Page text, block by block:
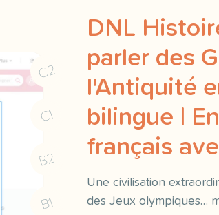
C2
C1
B2
B1
DNL
parler des
l'Antiquité
bilingue |
français
Une civilisation
des Jeux olympiques…